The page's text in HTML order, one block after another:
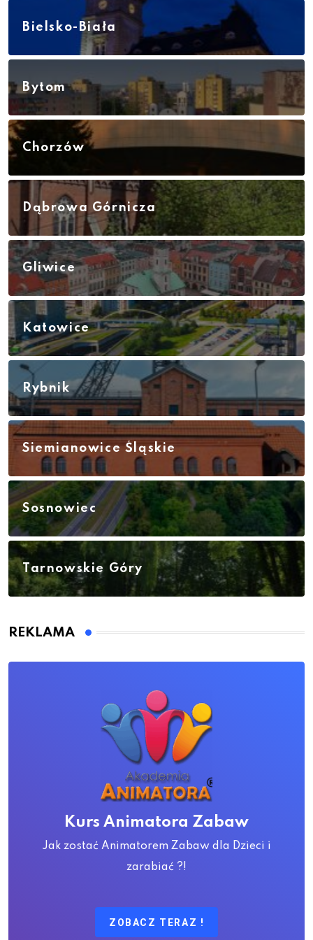
Bielsko-Biała
Bytom
Chorzów
Dąbrowa Górnicza
Gliwice
Katowice
Rybnik
Siemianowice Śląskie
Sosnowiec
Tarnowskie Góry
REKLAMA
Kurs Animatora Zabaw
Jak zostać Animatorem Zabaw dla Dzieci i
zarabiać ?!
ZOBACZ TERAZ !